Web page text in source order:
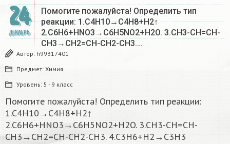
24
ДЕКАБРЬ
Помогите пожалуйста! Определить тип
реакции: 1.C4H10→C4H8+H2↑
2.C6H6+HNO3→C6H5NO2+H2O. 3.CH3-CH=CH-
CH3→CH2=CH-CH2-CH3….
Автор: h99317401
Предмет: Химия
Уровень: 5 - 9 класс
Помогите пожалуйста! Определить тип реакции:
1.C4H10→C4H8+H2↑
2.C6H6+HNO3→C6H5NO2+H2O. 3.CH3-CH=CH-
CH3→CH2=CH-CH2-CH3. 4.C3H6+H2→C3H3